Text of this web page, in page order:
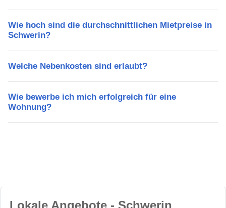
Wie hoch sind die durchschnittlichen Mietpreise in
Schwerin?
Welche Nebenkosten sind erlaubt?
Wie bewerbe ich mich erfolgreich für eine
Wohnung?